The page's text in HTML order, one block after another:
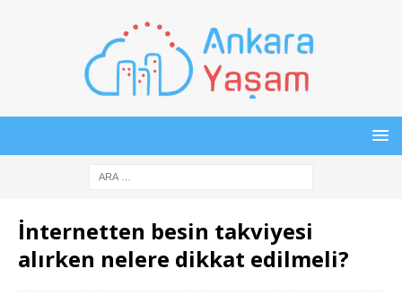
İnternetten besin takviyesi
alırken nelere dikkat edilmeli?